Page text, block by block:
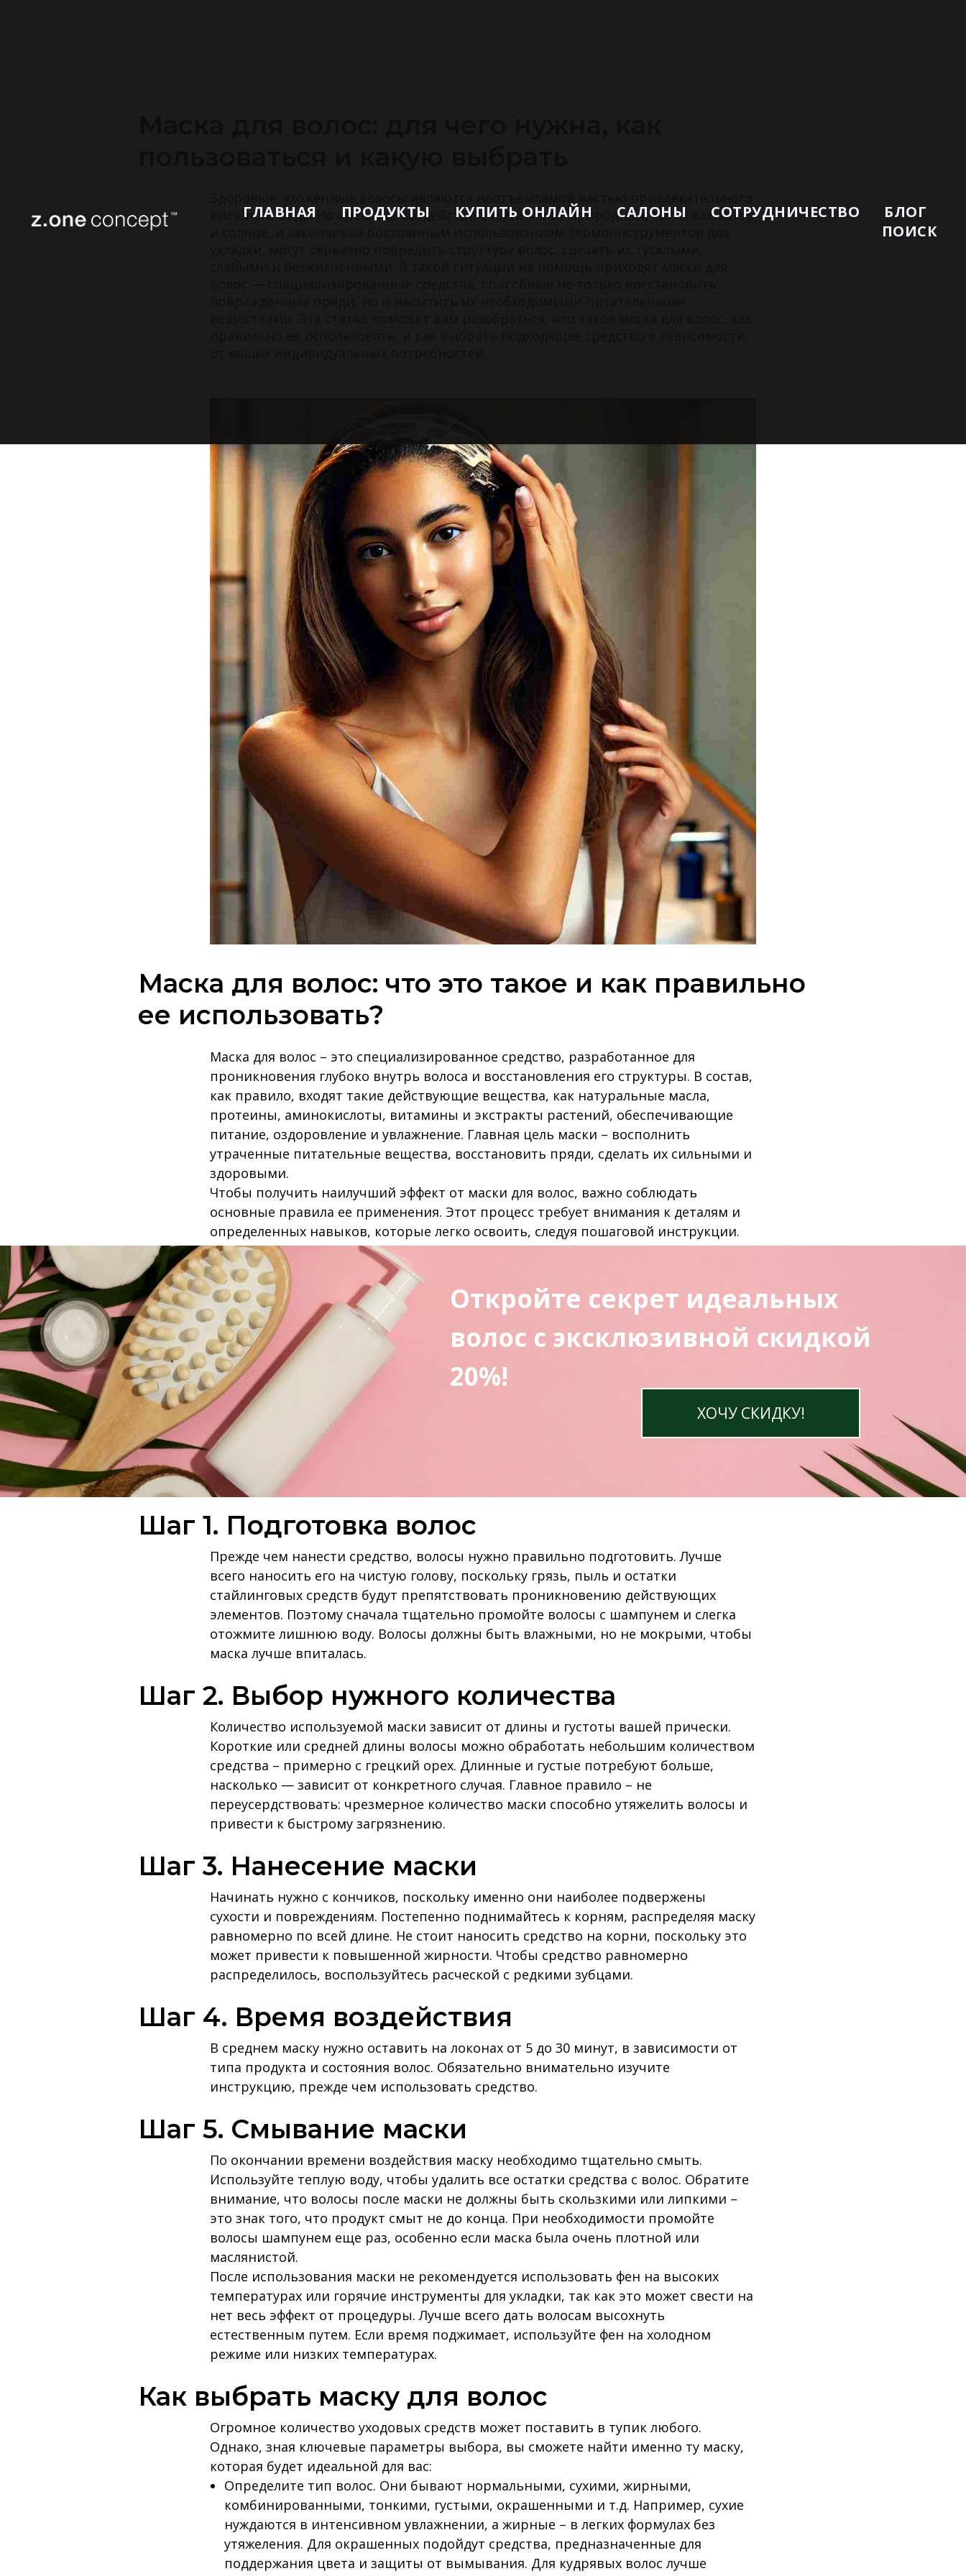
ГЛАВНАЯ ПРОДУКТЫ КУПИТЬ ОНЛАЙН САЛОНЫ СОТРУДНИЧЕСТВО
БЛОГ
ПОИСК
внешнего вида. Но внешние воздействия, начиная от природных, таких как ветер
Маска для волос: что это такое и как правильно
ее использовать?
Маска для волос – это специализированное средство, разработанное для
проникновения глубоко внутрь волоса и восстановления его структуры. В состав,
как правило, входят такие действующие вещества, как натуральные масла,
протеины, аминокислоты, витамины и экстракты растений, обеспечивающие
питание, оздоровление и увлажнение. Главная цель маски – восполнить
утраченные питательные вещества, восстановить пряди, сделать их сильными и
здоровыми.
Чтобы получить наилучший эффект от маски для волос, важно соблюдать
основные правила ее применения. Этот процесс требует внимания к деталям и
определенных навыков, которые легко освоить, следуя пошаговой инструкции.
Откройте секрет идеальных
волос с эксклюзивной скидкой
20%!
ХОЧУ СКИДКУ!
Шаг 1. Подготовка волос
Прежде чем нанести средство, волосы нужно правильно подготовить. Лучше
всего наносить его на чистую голову, поскольку грязь, пыль и остатки
стайлинговых средств будут препятствовать проникновению действующих
элементов. Поэтому сначала тщательно промойте волосы с шампунем и слегка
отожмите лишнюю воду. Волосы должны быть влажными, но не мокрыми, чтобы
маска лучше впиталась.
Шаг 2. Выбор нужного количества
Количество используемой маски зависит от длины и густоты вашей прически.
Короткие или средней длины волосы можно обработать небольшим количеством
средства – примерно с грецкий орех. Длинные и густые потребуют больше,
насколько — зависит от конкретного случая. Главное правило – не
переусердствовать: чрезмерное количество маски способно утяжелить волосы и
привести к быстрому загрязнению.
Шаг 3. Нанесение маски
Начинать нужно с кончиков, поскольку именно они наиболее подвержены
сухости и повреждениям. Постепенно поднимайтесь к корням, распределяя маску
равномерно по всей длине. Не стоит наносить средство на корни, поскольку это
может привести к повышенной жирности. Чтобы средство равномерно
распределилось, воспользуйтесь расческой с редкими зубцами.
Шаг 4. Время воздействия
В среднем маску нужно оставить на локонах от 5 до 30 минут, в зависимости от
типа продукта и состояния волос. Обязательно внимательно изучите
инструкцию, прежде чем использовать средство.
Шаг 5. Смывание маски
По окончании времени воздействия маску необходимо тщательно смыть.
Используйте теплую воду, чтобы удалить все остатки средства с волос. Обратите
внимание, что волосы после маски не должны быть скользкими или липкими –
это знак того, что продукт смыт не до конца. При необходимости промойте
волосы шампунем еще раз, особенно если маска была очень плотной или
маслянистой.
После использования маски не рекомендуется использовать фен на высоких
температурах или горячие инструменты для укладки, так как это может свести на
нет весь эффект от процедуры. Лучше всего дать волосам высохнуть
естественным путем. Если время поджимает, используйте фен на холодном
режиме или низких температурах.
Как выбрать маску для волос
Огромное количество уходовых средств может поставить в тупик любого.
Однако, зная ключевые параметры выбора, вы сможете найти именно ту маску,
которая будет идеальной для вас:
Определите тип волос. Они бывают нормальными, сухими, жирными,
комбинированными, тонкими, густыми, окрашенными и т.д. Например, сухие
нуждаются в интенсивном увлажнении, а жирные – в легких формулах без
утяжеления. Для окрашенных подойдут средства, предназначенные для
поддержания цвета и защиты от вымывания. Для кудрявых волос лучше